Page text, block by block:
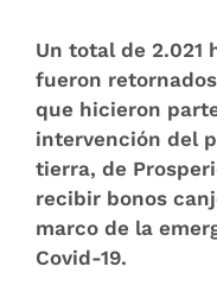
Un total de 2.021
fueron
que hicieron
intervención del
tierra, de
recibir bonos
marco de la
Covid-19.